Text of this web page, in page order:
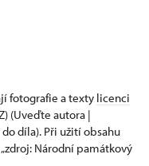
fotografie a texty licenci
(Uveďte autora |
díla). Při užití obsahu
Národní památkový